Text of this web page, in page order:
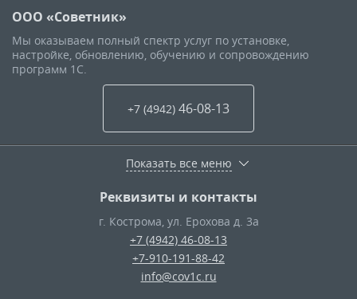
ООО «Советник»
Мы оказываем полный спектр услуг по установке,
настройке, обновлению, обучению и сопровождению
программ 1С.
+7 (4942) 46-08-13
Показать все меню
Реквизиты и контакты
г. Кострома, ул. Ерохова д. 3а
+7 (4942) 46-08-13
+7-910-191-88-42
info@cov1c.ru